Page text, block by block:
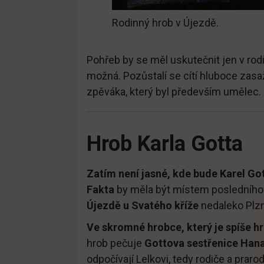
Rodinný hrob v Újezdě.
Pohřeb by se měl uskutečnit jen v
možná. Pozůstalí se cítí hluboce
zpěváka, který byl především umělec.
Hrob Karla Gotta
Zatím není jasné, kde bude Karel
Fakta by měla být místem
Újezdě u Svatého kříže nedaleko
Ve skromné hrobce, který je spíše
hrob pečuje Gottova sestřenice
odpočívají Lelkovi, tedy rodiče a